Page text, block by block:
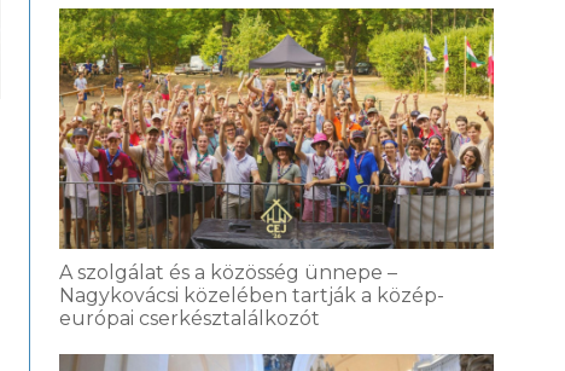
A szolgálat és a közösség ünnepe –
Nagykovácsi közelében tartják a közép-
európai cserkésztalálkozót